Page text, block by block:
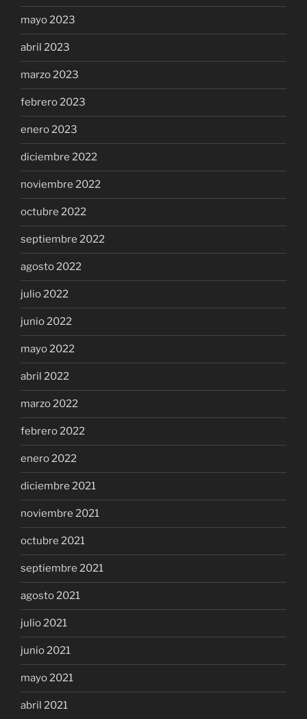
mayo 2023
abril 2023
marzo 2023
febrero 2023
enero 2023
diciembre 2022
noviembre 2022
octubre 2022
septiembre 2022
agosto 2022
julio 2022
junio 2022
mayo 2022
abril 2022
marzo 2022
febrero 2022
enero 2022
diciembre 2021
noviembre 2021
octubre 2021
septiembre 2021
agosto 2021
julio 2021
junio 2021
mayo 2021
abril 2021